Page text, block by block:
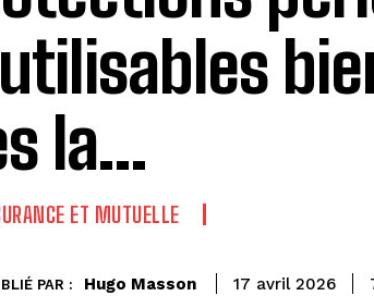
la…
ET MUTUELLE
PAR : Hugo Masson 17 avril 2026